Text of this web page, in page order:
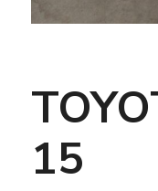
15